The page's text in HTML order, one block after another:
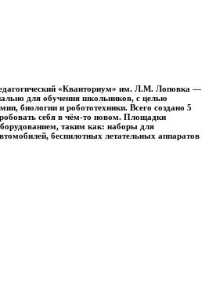
«Кванториум» им. Л.М. Лоповка —
для обучения школьников, с целью
биологии и робототехники. Всего создано 5
себя в чём-то новом. Площадки
таким как: наборы для
беспилотных летательных аппаратов